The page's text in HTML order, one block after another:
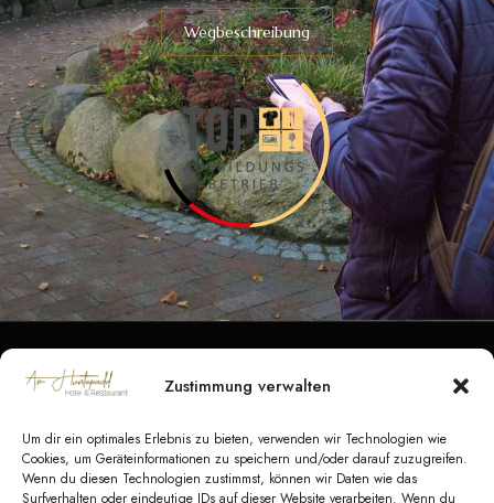
Zustimmung verwalten
Um dir ein optimales Erlebnis zu bieten, verwenden wir Technologien wie
Cookies, um Geräteinformationen zu speichern und/oder darauf zuzugreifen.
Wenn du diesen Technologien zustimmst, können wir Daten wie das
Surfverhalten oder eindeutige IDs auf dieser Website verarbeiten. Wenn du
Wegbeschreibung
Datenschutz |Impressum|Barrierefreiheit
AGB Hotel| AGB Veranstaltungen|AGB
Catering